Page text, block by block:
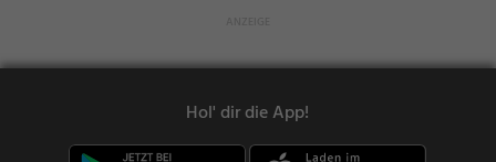
Hol' dir die App!